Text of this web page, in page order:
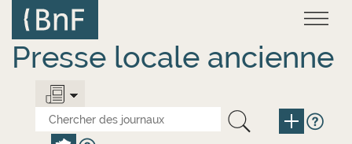
contenu
principal
Presse locale ancienne
Panneau de gestion des cookies